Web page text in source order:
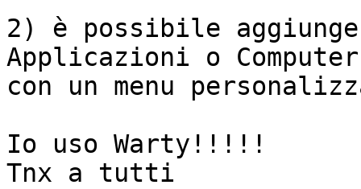
2) è possibile
Applicazioni o
con un menu
Io uso Warty!!!!!
Tnx a tutti